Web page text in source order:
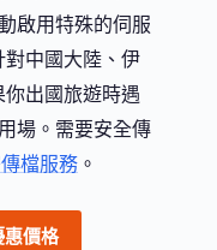
啟用特殊的伺服
中國大陸、伊
出國旅遊時遇
場。需要安全傳
傳檔服務 。
價格